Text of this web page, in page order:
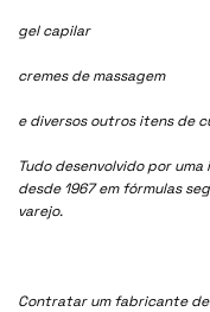
gel capilar
cremes de massagem
e diversos outros itens de
Tudo desenvolvido por
desde 1967 em fórmulas
varejo.
Contratar um fabricante